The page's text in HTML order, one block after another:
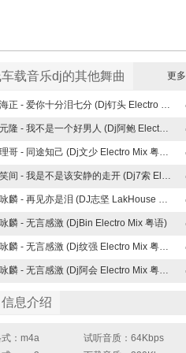
载音乐dj的其他舞曲 更多
裘海正 - 爱你十分泪七分 (Dj钉头 Electro Mix)
覃元隆 - 我不是一个好男人 (Dj阿鲍 Electro Mix)
说理哥 - 同途知己 (Dj文少 Electro Mix 粤语)
谈笑间 - 我是不是该安静的走开 (Dj7索 Electro Mix)
谭咏麟 - 再见亦是泪 (DJ志坚 LakHouse Mix)
麟 - 无言感激 (DjBin Electro Mix 粤语)
谭咏麟 - 无言感激 (Dj纹强 Electro Mix 粤语男)
谭咏麟 - 无言感激 (Dj阿会 Electro Mix 粤语)
息介绍
：m4a
试听音质：64Kbps